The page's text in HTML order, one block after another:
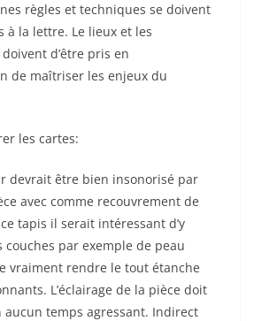
règles et techniques se doivent
à la lettre. Le lieux et les
d’être pris en
de maîtriser les enjeux du
les cartes:
devrait être bien insonorisé par
avec comme recouvrement de
tapis il serait intéressant d’y
par exemple de peau
vraiment rendre le tout étanche
L’éclairage de la pièce doit
temps agressant. Indirect